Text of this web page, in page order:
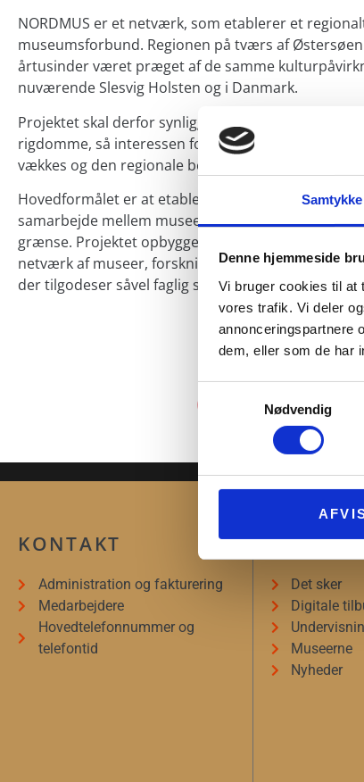
Samtykke
Denne hjemmeside
Vi bruger cookies til at
vores trafik. Vi deler
annonceringspartnere
dem, eller som de har
Nødvendig
NORDMUS er et netværk, som etablerer et
museumsforbund. Regionen på tværs af
årtusinder været præget af de samme
nuværende Slesvig Holsten og i Danmark.
Projektet skal derfor synliggøre og udnytte de
rigdomme, så interessen for den
vækkes og den regionale bevidsthed fremmes.
Hovedformålet er at etablere en langtidsholdbar,
samarbejde mellem museer i området på tværs af
grænse. Projektet opbygger og vedligeholder et
netværk af museer, forskningsinstitutioner og
der tilgodeser såvel faglig sparring som udveksling
KONTAKT
Administration og fakturering
Medarbejdere
Hovedtelefonnummer og
telefontid
Det sker
Digitale
Museerne
Nyheder